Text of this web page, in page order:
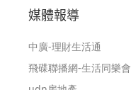
媒體報導
中廣-理財生活通
飛碟聯播網-生活同樂會